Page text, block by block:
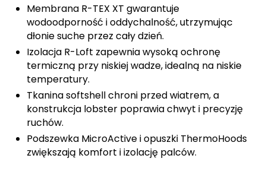
Columbia
Comodo
DUNLOP
Darn Tough
Membrana R-TEX XT gwarantuje
wodoodporność i oddychalność, utrzymując
dłonie suche przez cały dzień.
Izolacja R-Loft zapewnia wysoką ochronę
termiczną przy niskiej wadze, idealną na niskie
temperatury.
Tkanina softshell chroni przed wiatrem, a
konstrukcja lobster poprawia chwyt i precyzję
ruchów.
Podszewka MicroActive i opuszki ThermoHoods
zwiększają komfort i izolację palców.